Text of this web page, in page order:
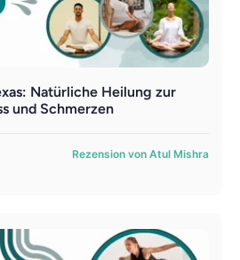
Natürliche Heilung zur
und Schmerzen
Rezension von Atul Mishra